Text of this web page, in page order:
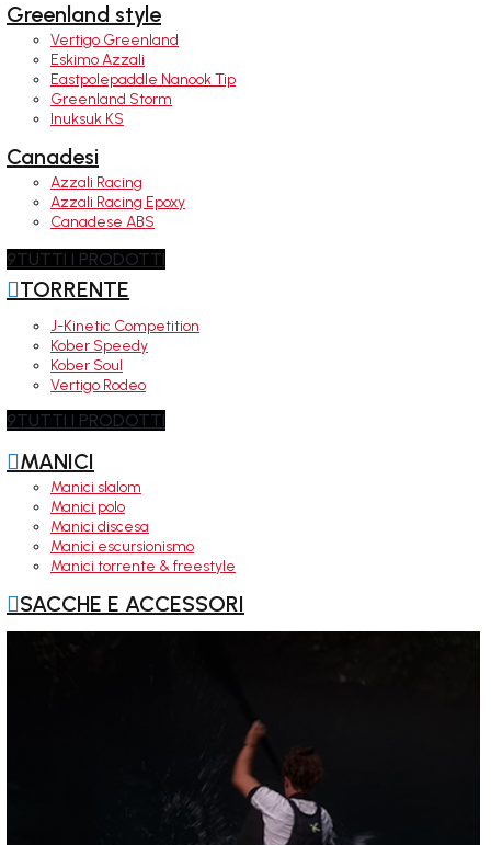
Greenland style
Vertigo Greenland
Eskimo Azzali
Eastpolepaddle Nanook Tip
Greenland Storm
Inuksuk KS
Canadesi
Azzali Racing
Azzali Racing Epoxy
Canadese ABS
9TUTTI I PRODOTTI
TORRENTE
J-Kinetic Competition
Kober Speedy
Kober Soul
Vertigo Rodeo
9TUTTI I PRODOTTI
MANICI
Manici slalom
Manici polo
Manici discesa
Manici escursionismo
Manici torrente & freestyle
SACCHE E ACCESSORI